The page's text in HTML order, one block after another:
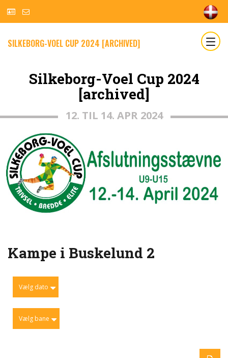
SILKEBORG-VOEL CUP 2024 [ARCHIVED]
Silkeborg-Voel Cup 2024
[archived]
12. TIL 14. APR 2024
Kampe i Buskelund 2
Vælg dato
Vælg bane